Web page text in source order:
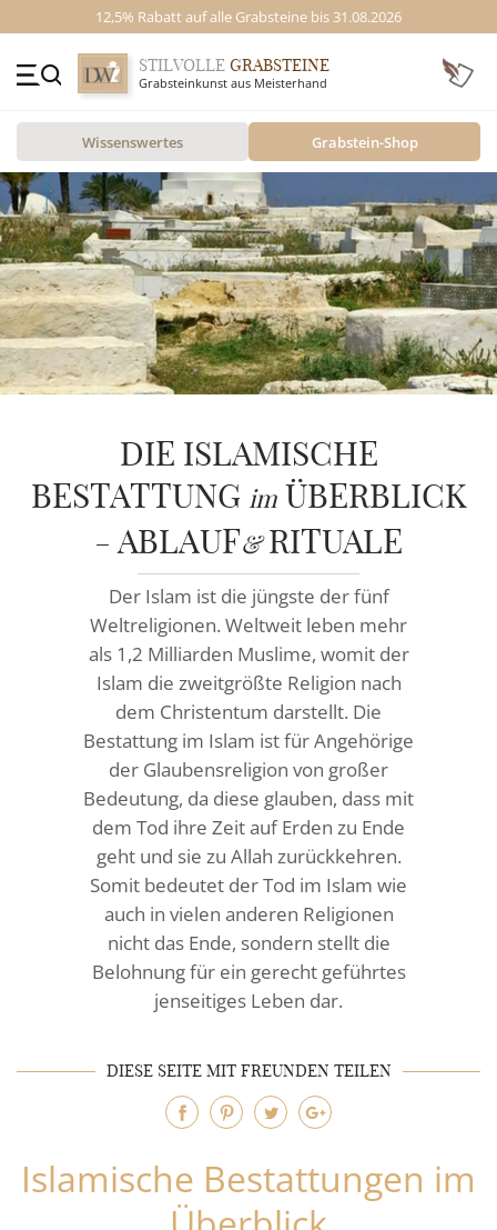
12,5% Rabatt auf alle Grabsteine bis 31.08.2026
Kontakt
GRABSTEINE
STILE
MOTIVE
MATERIAL
ÜBER UNS
RATGEBER
KONTAKT
REFERENZEN
STILVOLLE GRABSTEINE
Grabsteinkunst aus Meisterhand
Wissenswertes Grabstein-Shop
DIE ISLAMISCHE
BESTATTUNG imÜBERBLICK
- ABLAUF&RITUALE
Der Islam ist die jüngste der fünf
Weltreligionen. Weltweit leben mehr
als 1,2 Milliarden Muslime, womit der
Islam die zweitgrößte Religion nach
dem Christentum darstellt. Die
Bestattung im Islam ist für Angehörige
der Glaubensreligion von großer
Bedeutung, da diese glauben, dass mit
dem Tod ihre Zeit auf Erden zu Ende
geht und sie zu Allah zurückkehren.
Somit bedeutet der Tod im Islam wie
auch in vielen anderen Religionen
nicht das Ende, sondern stellt die
Belohnung für ein gerecht geführtes
jenseitiges Leben dar.
DIESE SEITE MIT FREUNDEN TEILEN
Islamische Bestattungen im